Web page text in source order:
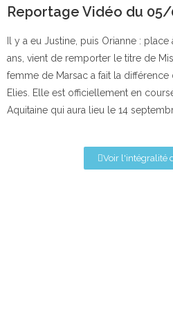
Reportage Vidéo du
Il y a eu Justine, puis Orianne :
ans, vient de remporter le titre de
femme de Marsac a fait la
Elies. Elle est officiellement en
Aquitaine qui aura lieu le 14
Voir l'intégralité